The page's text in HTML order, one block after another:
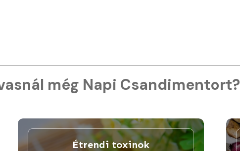
még Napi Csandimentort?
Étrendi toxinok